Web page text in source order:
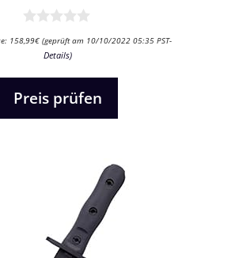
v
158,99€ (geprüft am 10/10/2022 05:35 PST-
Details)
Preis prüfen